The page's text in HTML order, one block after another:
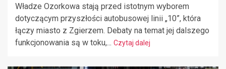
Władze Ozorkowa stają przed istotnym wyborem
dotyczącym przyszłości autobusowej linii „10”, która
łączy miasto z Zgierzem. Debaty na temat jej dalszego
funkcjonowania są w toku,... Czytaj dalej